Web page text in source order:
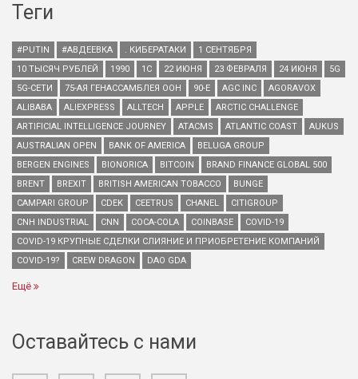
Теги
#PUTIN #АВДЕЕВКА . КИБЕРАТАКИ
1 СЕНТЯБРЯ
10 ТЫСЯЧ РУБЛЕЙ
1990 1С 22 ИЮНЯ 23 ФЕВРАЛЯ 24 ИЮНЯ
5G
5G-СЕТИ
75-АЯ ГЕНАССАМБЛЕЯ ООН 90-Е AGC INC
AGORAVOX
ALIBABA
ALIEXPRESS ALLTECH APPLE
ARCTIC CHALLENGE
ARTIFICIAL INTELLIGENCE JOURNEY
ATACMS ATLANTIC COAST
AUKUS
AUSTRALIAN OPEN
BANK OF AMERICA
BELUGA GROUP
BERGEN ENGINES
BIONORICA BITCOIN
BRAND FINANCE GLOBAL 500
BRENT
BREXIT BRITISH AMERICAN TOBACCO
BUNGE
CAMPARI GROUP
CDEK CEETRUS CHANEL
CITIGROUP
CNH INDUSTRIAL
CNN COCA-COLA COINBASE
COVID-19
COVID-19 КРУПНЫЕ СДЕЛКИ СЛИЯНИЕ И ПРИОБРЕТЕНИЕ КОМПАНИЙ
COVID-19?
CREW DRAGON DAO GDA
Ещё
Оставайтесь с нами